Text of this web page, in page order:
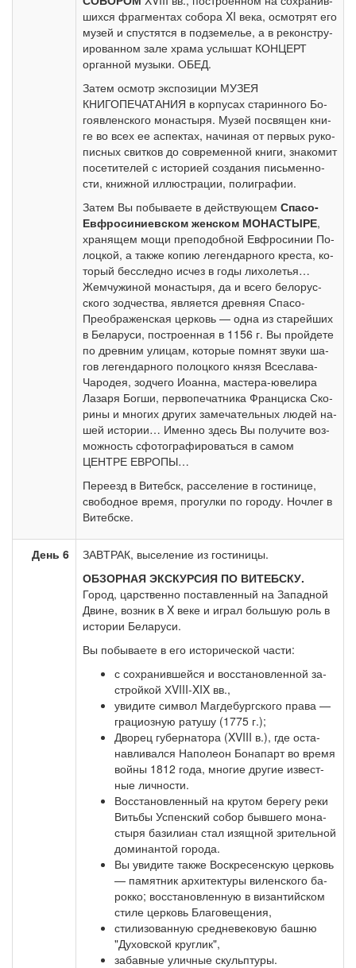
ших­ся фраг­мен­тах со­бо­ра XI ве­ка, осмот­рят его
му­зей и спу­стят­ся в под­зе­ме­лье, а в ре­кон­стру­
и­ро­ван­ном за­ле хра­ма услы­шат КОНЦЕРТ
органной му­зы­ки. ОБЕД.
За­тем осмотр экс­по­зи­ции МУЗЕЯ
КНИГОПЕЧАТАНИЯ в кор­пу­сах ста­рин­но­го Бо­
го­яв­лен­ско­го мо­на­сты­ря. Музей по­свя­щен кни­
ге во всех ее ас­пек­тах, на­чи­ная от пер­вых ру­ко­
пис­ных свит­ков до со­вре­мен­ной кни­ги, зна­ко­мит
по­се­ти­те­лей с ис­то­ри­ей со­зда­ния пись­мен­но­
сти, книж­ной ил­лю­стра­ции, по­ли­гра­фии.
За­тем Вы по­бы­ва­е­те в дей­ству­ю­щем Спасо-
Евфросиниевском жен­ском МОНАСТЫРЕ,
хра­ня­щем мо­щи пре­по­доб­ной Ев­фро­си­нии По­
лоц­кой, а так­же копию ле­ген­дар­но­го креста, ко­
то­рый бесследно исчез в го­ды ли­хо­ле­тья…
Жемчужиной мо­на­сты­ря, да и все­го бе­ло­рус­
ско­го зод­че­ства, яв­ля­ет­ся древ­няя Спасо-
Преображенская цер­ковь — од­на из ста­рей­ших
в Бе­ла­ру­си, по­стро­ен­ная в 1156 г. Вы прой­де­те
по древним ули­цам, ко­то­рые пом­нят зву­ки ша­
гов ле­ген­дар­но­го по­лоц­ко­го кня­зя Всеслава-
Чародея, зод­че­го Иоан­на, мастера-ювелира
Ла­за­ря Бог­ши, пер­во­пе­чат­ни­ка Фран­цис­ка Ско­
ри­ны и мно­гих дру­гих за­ме­ча­тель­ных лю­дей на­
шей ис­то­рии… Именно здесь Вы получите воз­
мож­ность сфотографироваться в са­мом
ЦЕНТРЕ ЕВРОПЫ…
Пе­ре­езд в Ви­тебск, рас­се­ле­ние в го­сти­ни­це,
свободное вре­мя, про­гул­ки по го­ро­ду. Ноч­лег в
Ви­теб­ске.
День 6
ЗАВ­ТРАК, вы­се­ле­ние из го­сти­ни­цы.
ОБЗОРНАЯ ЭКСКУРСИЯ ПО ВИТЕБСКУ.
Город, цар­ствен­но по­став­лен­ный на За­пад­ной
Дви­не, воз­ник в X ве­ке и иг­рал боль­шую роль в
ис­то­рии Бе­ла­ру­си.
Вы по­бы­ва­е­те в его ис­то­ри­че­ской ча­сти:
с со­хра­нив­шей­ся и вос­ста­нов­лен­ной за­
строй­кой ХVIII-XIX вв.,
уви­ди­те сим­вол Маг­де­бург­ско­го пра­ва —
гра­ци­оз­ную ра­ту­шу (1775 г.);
Дворец гу­бер­на­то­ра (XVIII в.), где оста­
нав­ли­вал­ся На­по­ле­он Бо­на­парт во вре­мя
вой­ны 1812 го­да, мно­гие дру­гие из­вест­
ные лич­но­сти.
Вос­ста­нов­лен­ный на кру­том бе­ре­гу ре­ки
Вить­бы Успен­ский со­бор быв­ше­го мо­на­
сты­ря ба­зи­ли­ан стал изящ­ной зри­тель­ной
до­ми­нан­той го­ро­да.
Вы уви­ди­те так­же Вос­кре­сен­скую цер­ковь
— па­мят­ник ар­хи­тек­ту­ры ви­лен­ско­го ба­
рок­ко; вос­ста­нов­лен­ную в ви­зан­тий­ском
сти­ле цер­ковь Бла­го­ве­ще­ния,
сти­ли­зо­ван­ную сред­не­ве­ко­вую баш­ню
"Ду­хов­ской круг­лик",
за­бав­ные улич­ные скульп­ту­ры.